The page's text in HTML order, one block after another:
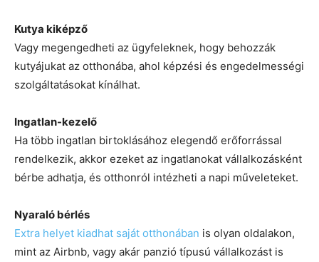
Kutya kiképző
Vagy megengedheti az ügyfeleknek, hogy behozzák
kutyájukat az otthonába, ahol képzési és engedelmességi
szolgáltatásokat kínálhat.
Ingatlan-kezelő
Ha több ingatlan birtoklásához elegendő erőforrással
rendelkezik, akkor ezeket az ingatlanokat vállalkozásként
bérbe adhatja, és otthonról intézheti a napi műveleteket.
Nyaraló bérlés
Extra helyet kiadhat saját otthonában is olyan oldalakon,
mint az Airbnb, vagy akár panzió típusú vállalkozást is